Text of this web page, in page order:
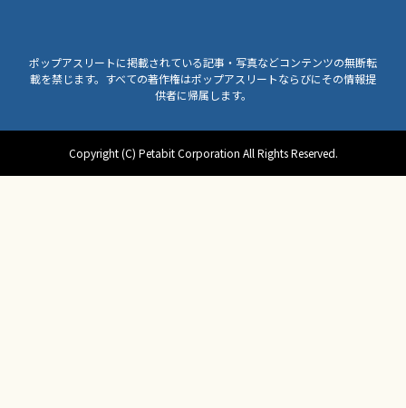
ポップアスリートに掲載されている記事・写真などコンテンツの無断転
載を禁じます。すべての著作権はポップアスリートならびにその情報提
供者に帰属します。
Copyright (C) Petabit Corporation All Rights Reserved.